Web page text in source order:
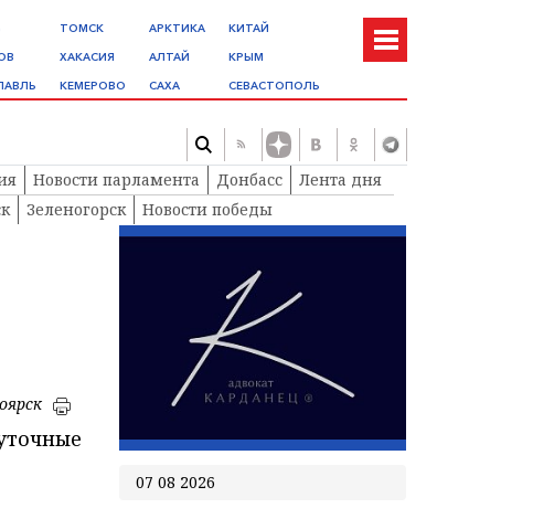
ТОМСК
ХАКАСИЯ
КЕМЕРОВО
АРКТИКА
АЛТАЙ
САХА
КИТАЙ
КРЫМ
СЕВАСТОПОЛЬ
Новости парламента Донбасс
Лента дня
Зеленогорск
Новости победы
07 08 2026